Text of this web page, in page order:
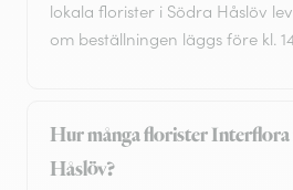
lokala florister i Södra Håslöv
om beställningen läggs före kl.
Hur många florister Interflora
Håslöv?